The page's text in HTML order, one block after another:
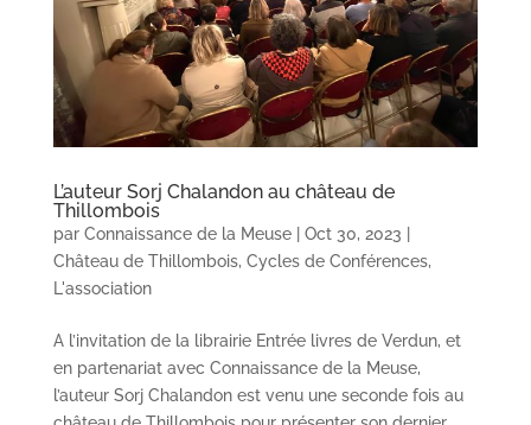
L’auteur Sorj Chalandon au château de
Thillombois
par Connaissance de la Meuse| Oct 30, 2023
Château de Thillombois, Cycles de Conférences,
L'association
A l’invitation de la librairie Entrée livres de Verdun, et
en partenariat avec Connaissance de la Meuse,
l’auteur Sorj Chalandon est venu une seconde fois au